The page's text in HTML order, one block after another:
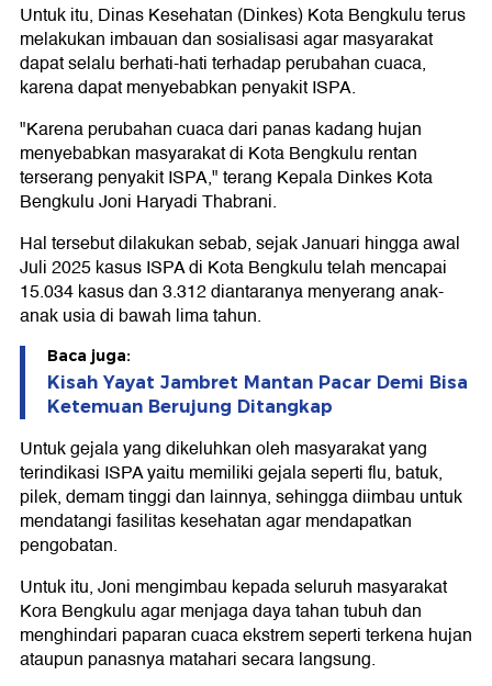
Untuk itu, Dinas Kesehatan (Dinkes) Kota Bengkulu terus
melakukan imbauan dan sosialisasi agar masyarakat
dapat selalu berhati-hati terhadap perubahan cuaca,
karena dapat menyebabkan penyakit ISPA.
"Karena perubahan cuaca dari panas kadang hujan
menyebabkan masyarakat di Kota Bengkulu rentan
terserang penyakit ISPA," terang Kepala Dinkes Kota
Bengkulu Joni Haryadi Thabrani.
Hal tersebut dilakukan sebab, sejak Januari hingga awal
Juli 2025 kasus ISPA di Kota Bengkulu telah mencapai
15.034 kasus dan 3.312 diantaranya menyerang anak-
anak usia di bawah lima tahun.
Baca juga:
Kisah Yayat Jambret Mantan Pacar Demi Bisa
Ketemuan Berujung Ditangkap
Untuk gejala yang dikeluhkan oleh masyarakat yang
terindikasi ISPA yaitu memiliki gejala seperti flu, batuk,
pilek, demam tinggi dan lainnya, sehingga diimbau untuk
mendatangi fasilitas kesehatan agar mendapatkan
pengobatan.
Untuk itu, Joni mengimbau kepada seluruh masyarakat
Kora Bengkulu agar menjaga daya tahan tubuh dan
menghindari paparan cuaca ekstrem seperti terkena hujan
ataupun panasnya matahari secara langsung.